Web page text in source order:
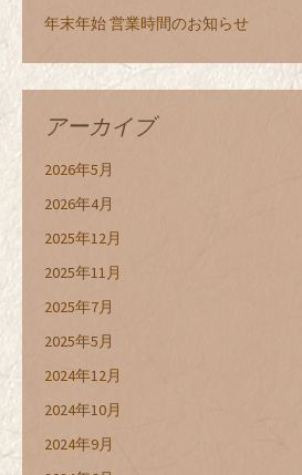
年末年始 営業時間のお知らせ
アーカイブ
2026年5月
2026年4月
2025年12月
2025年11月
2025年7月
2025年5月
2024年12月
2024年10月
2024年9月